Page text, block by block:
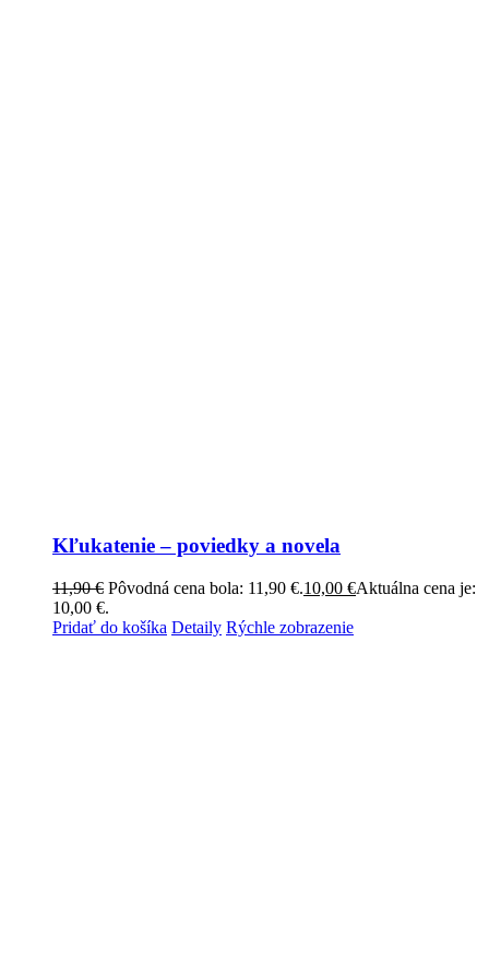
Kľukatenie – poviedky a novela
11,90€ Pôvodná cena bola: 11,90 €.10,00 €Aktuálna cena je:
10,00 €.
Pridať do košíka Detaily Rýchle zobrazenie